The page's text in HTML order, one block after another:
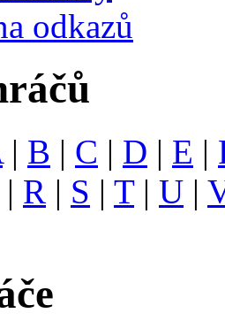
odkazů
| B | C | D | E |
| R | S | T| U |